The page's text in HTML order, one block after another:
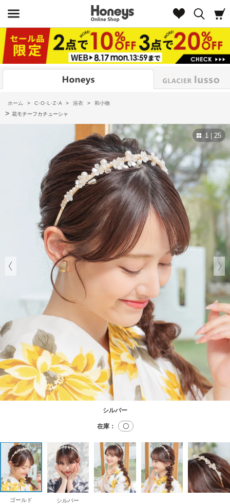
ホーム > C･O･L･Z･A > 浴衣 > 和小物
> 花モチーフカチューシャ
1 | 25
シルバー
在庫： 〇
ゴールド シルバー